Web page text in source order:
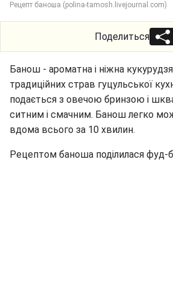
Рецепт баноша (polina-tamosh.livejournal.com)
Поделиться
Банош - ароматна і ніжна
традиційних страв гуцульської
подається з овечою бринзою і
ситним і смачним. Банош легко
вдома всього за 10 хвилин.
Рецептом баноша поділилася фуд-